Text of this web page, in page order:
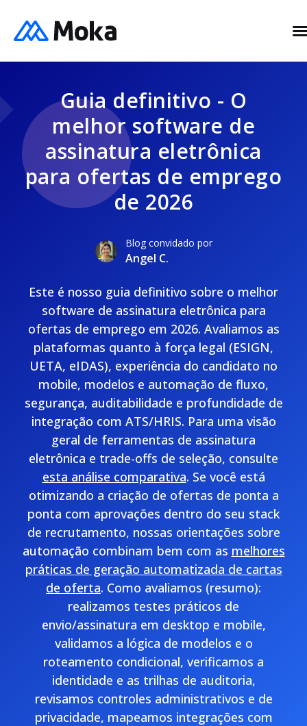
Guia definitivo - O
melhor software de
assinatura eletrônica
para ofertas de emprego
de 2026
Blog convidado por
Angel C.
Este é nosso guia definitivo sobre o melhor
software de assinatura eletrônica para
ofertas de emprego em 2026. Avaliamos as
plataformas quanto à força legal (ESIGN,
UETA, eIDAS), experiência do candidato no
mobile, modelos e automação de fluxo,
segurança, auditabilidade e profundidade de
integração com ATS/HRIS. Para uma visão
geral de ferramentas de assinatura
eletrônica e trade-offs de seleção, consulte
esta análise comparativa. Se você está
otimizando a criação de ofertas de ponta a
ponta com aprovações dentro do seu stack
de recrutamento, nossas orientações sobre
automação combinam bem com as melhores
práticas de geração automatizada de cartas
de oferta. Como avaliamos (resumo):
realizamos testes práticos de
envio/assinatura em desktop e mobile,
validamos a lógica de modelos e o
roteamento condicional, verificamos a
identidade e as trilhas de auditoria,
revisamos controles administrativos e de
privacidade, mapeamos integrações com